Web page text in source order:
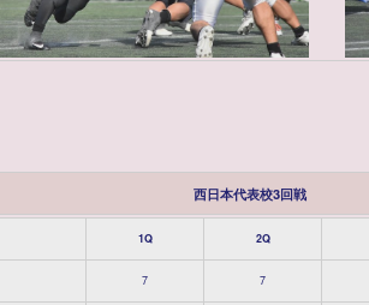
西日本代表校3回戦
1Q 2Q
7 7